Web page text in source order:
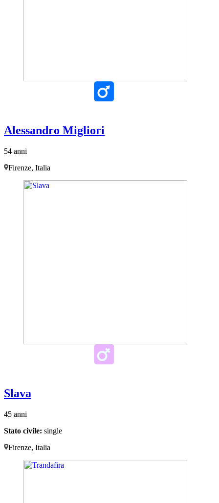
Alessandro Migliori
54 anni
Firenze, Italia
Slava
45 anni
Stato civile: single
Firenze, Italia